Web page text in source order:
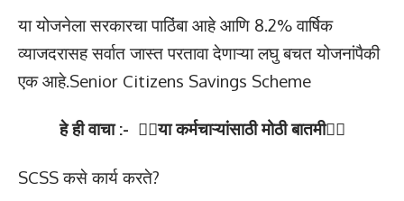
या योजनेला सरकारचा पाठिंबा आहे आणि 8.2% वार्षिक
व्याजदरासह सर्वात जास्त परतावा देणाऱ्या लघु बचत योजनांपैकी
एक आहे.Senior Citizens Savings Scheme
हे ही वाचा :- 👉🏻या कर्मचाऱ्यांसाठी मोठी बातमी👈🏻
SCSS कसे कार्य करते?